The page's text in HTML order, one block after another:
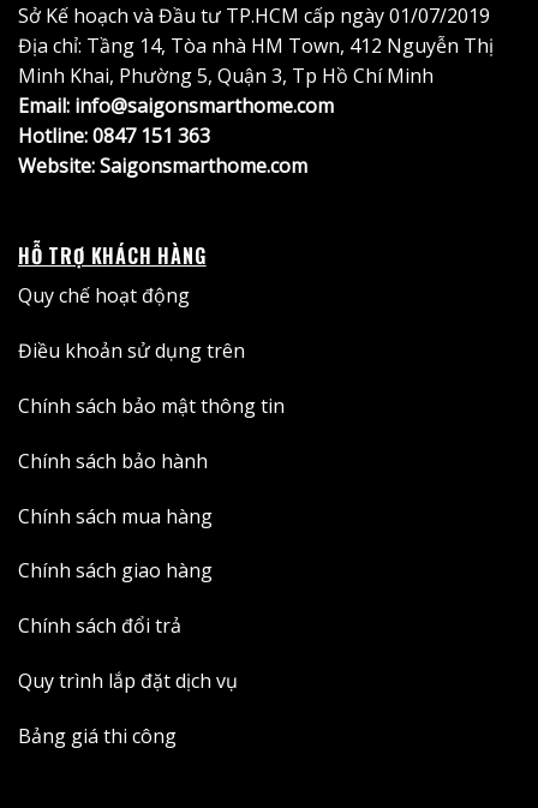
Sở Kế hoạch và Đầu tư TP.HCM cấp ngày 01/07/2019
Địa chỉ: Tầng 14, Tòa nhà HM Town, 412 Nguyễn Thị
Minh Khai, Phường 5, Quận 3, Tp Hồ Chí Minh
Email: info@saigonsmarthome.com
Hotline:0847 151 363
Website:Saigonsmarthome.com
HỖ TRỢ KHÁCH HÀNG
Quy chế hoạt động
Điều khoản sử dụng trên
Chính sách bảo mật thông tin
Chính sách bảo hành
Chính sách mua hàng
Chính sách giao hàng
Chính sách đổi trả
Quy trình lắp đặt dịch vụ
Bảng giá thi công